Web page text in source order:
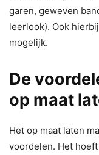
garen, geweven
leerlook). Ook
mogelijk.
De
op maat
Het op maat laten
voordelen. Het